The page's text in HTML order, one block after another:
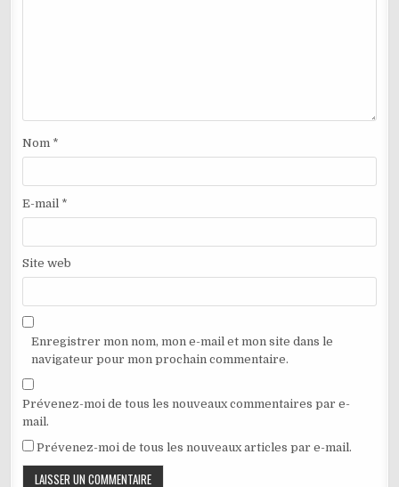
Nom *
E-mail *
Site web
Enregistrer mon nom, mon e-mail et mon site dans le
navigateur pour mon prochain commentaire.
Prévenez-moi de tous les nouveaux commentaires par e-
mail.
Prévenez-moi de tous les nouveaux articles par e-mail.